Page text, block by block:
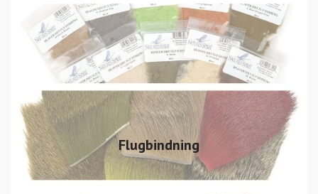
Flugbindning